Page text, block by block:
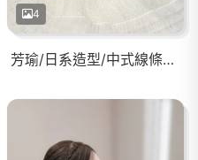
4
芳瑜/日系造型/中式線條盤髮